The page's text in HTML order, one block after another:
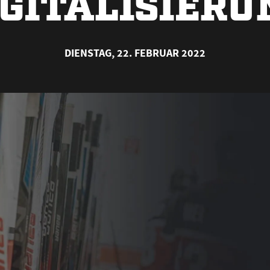
DIENSTAG, 22. FEBRUAR 2022